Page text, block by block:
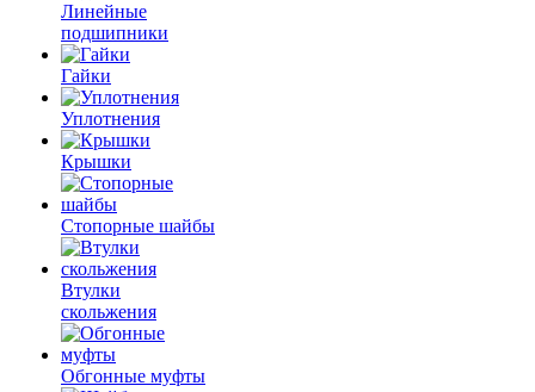
Линейные
подшипники
Гайки
Уплотнения
Крышки
Стопорные шайбы
Втулки
скольжения
Обгонные муфты